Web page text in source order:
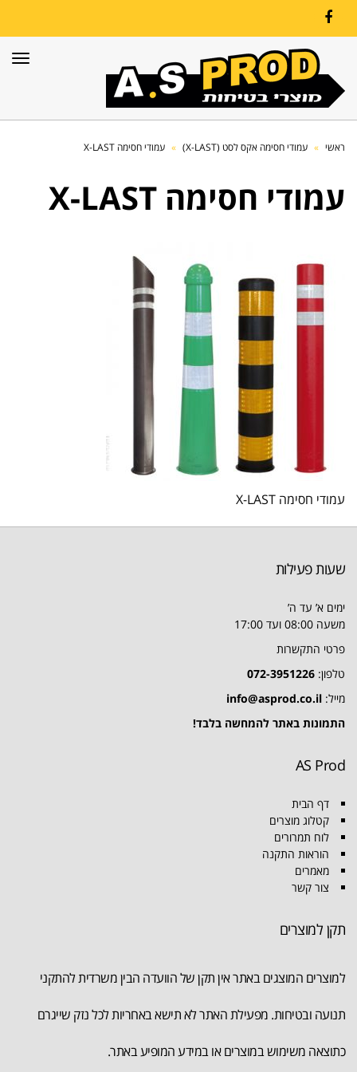
Facebook
ראשי » עמודי חסימה אקס לסט (X-LAST) » עמודי חסימה X-LAST
עמודי חסימה X-LAST
עמודי חסימה X-LAST
שעות פעילות
ימים א’ עד ה’
משעה 08:00 ועד 17:00
פרטי התקשרות
טלפון: 072-3951226
מייל: info@asprod.co.il
התמונות באתר להמחשה בלבד!
AS Prod
דף הבית
קטלוג מוצרים
לוח תמרורים
הוראות התקנה
מאמרים
צור קשר
תקן למוצרים
למוצרים המוצגים באתר אין תקן של הוועדה הבין משרדית להתקני
תנועה ובטיחות. מפעילת האתר לא תישא באחריות לכל נזק שייגרם
כתוצאה משימוש במוצרים או במידע המופיע באתר.